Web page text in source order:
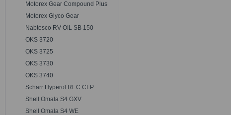
Motorex Gear Compound Plus
Motorex Glyco Gear
Nabtesco RV OIL SB 150
OKS 3720
OKS 3725
OKS 3730
OKS 3740
Scharr Hyperol REC CLP
Shell Omala S4 GXV
Shell Omala S4 WE